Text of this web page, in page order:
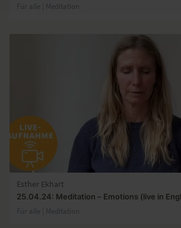
Für alle | Meditation
Esther Ekhart
25.04.24: Meditation – Emotions (live in
Für alle | Meditation